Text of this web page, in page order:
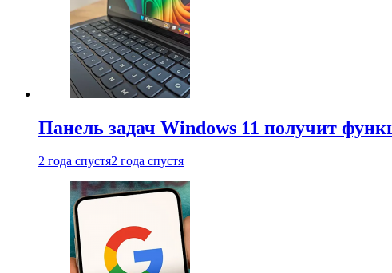
Панель задач Windows 11 получит
2 года спустя2 года спустя